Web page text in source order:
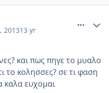
201313 yr
και πως πηγε το μυαλο
το κολησσες? σε τι φαση
καλα ευχομαι